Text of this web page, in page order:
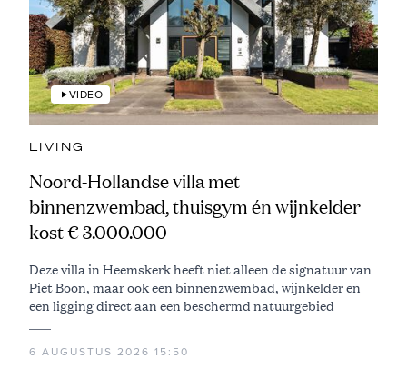
VIDEO
LIVING
Noord-Hollandse villa met
binnenzwembad, thuisgym én wijnkelder
kost € 3.000.000
Deze villa in Heemskerk heeft niet alleen de signatuur van
Piet Boon, maar ook een binnenzwembad, wijnkelder en
een ligging direct aan een beschermd natuurgebied
6 AUGUSTUS 2026 15:50